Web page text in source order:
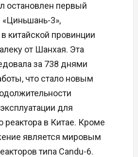
остановлен первый
3»,
китайской провинции
от Шанхая. Эта
за 738 днями
что стало новым
для
реактора в Китае. Кроме
является мировым
типа Candu-6.